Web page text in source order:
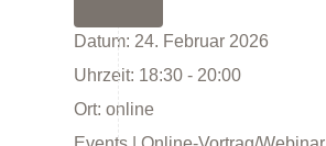
Datum: 24. Februar 2026
Uhrzeit: 18:30 - 20:00
Ort: online